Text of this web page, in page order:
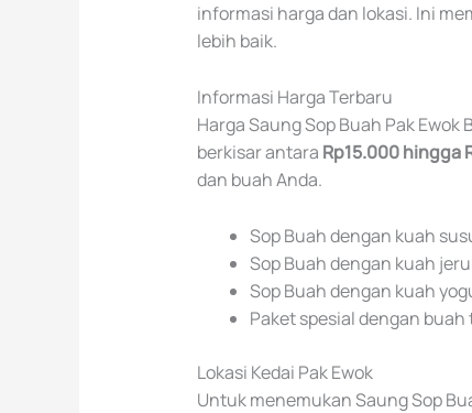
informasi harga dan lokasi. Ini
lebih baik.
Informasi Harga Terbaru
Harga Saung Sop Buah Pak
berkisar antara Rp15.000 hingga
dan buah Anda.
Sop Buah dengan kuah
Sop Buah dengan kuah
Sop Buah dengan kuah
Paket spesial dengan
Lokasi Kedai Pak Ewok
Untuk menemukan Saung Sop